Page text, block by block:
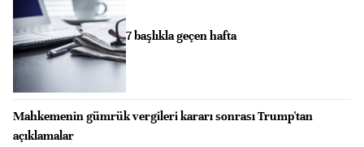
7 başlıkla geçen hafta
Mahkemenin gümrük vergileri kararı sonrası Trump'tan
açıklamalar